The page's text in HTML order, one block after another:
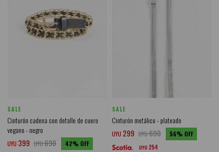
SALE
Cinturón cadena con detalle de cuero
vegano - negro
UYU 399 UYU690 42
SALE
Cinturón metálico - plateado
UYU 299 UYU690 56
UYU 254